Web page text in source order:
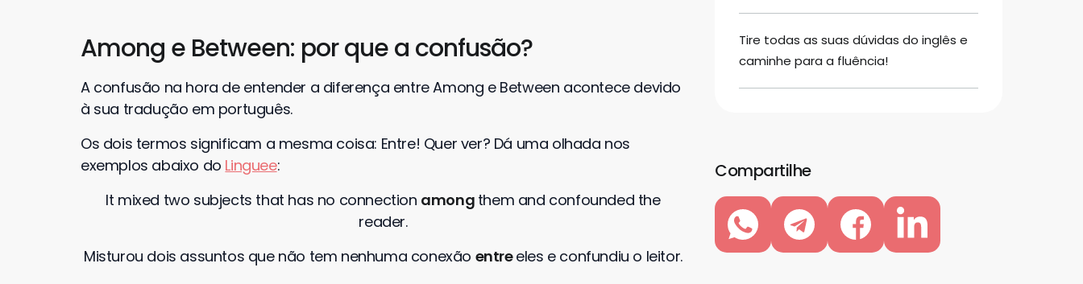
Among e Between: por que a confusão?
A confusão na hora de entender a diferença entre Among e Between acontece devido
à sua tradução em português.
Os dois termos significam a mesma coisa: Entre! Quer ver? Dá uma olhada nos
exemplos abaixo do Linguee:
It mixed two subjects that has no connection among them and confounded the
reader.
Misturou dois assuntos que não tem nenhuma conexão entreeles e confundiu o leitor.
Tire todas as suas dúvidas do inglês e
caminhe para a fluência!
Compartilhe